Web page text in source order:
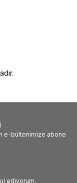
e-bültenimize abone
ediyorum.